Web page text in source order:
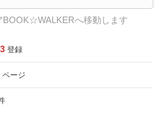
BOOK☆WALKERへ移動します
登録
ページ